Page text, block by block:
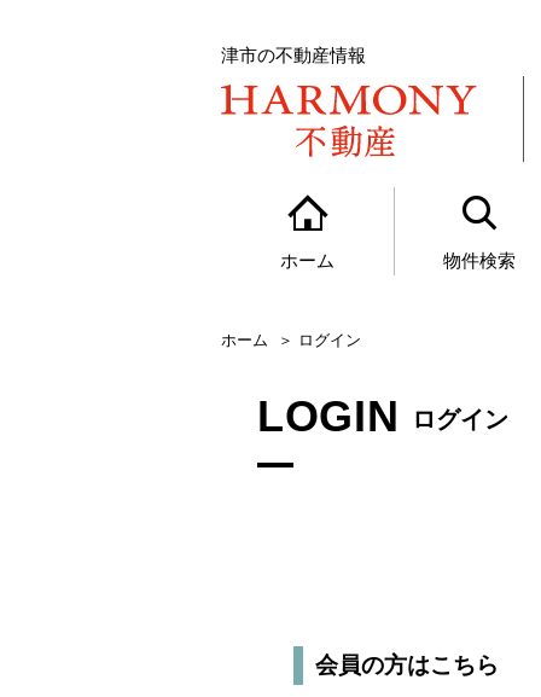
津市の不動産情報
ホーム 物件検索
ホーム ログイン
LOGIN ログイン
会員の方はこちら